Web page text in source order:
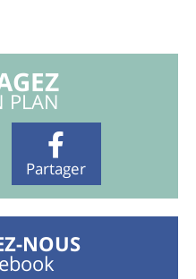
PLAN
Partager
NOUS